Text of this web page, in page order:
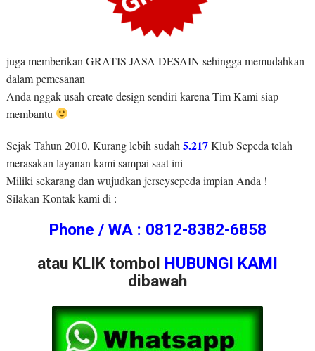
juga memberikan GRATIS JASA DESAIN sehingga memudahkan
dalam pemesanan
Anda nggak usah create design sendiri karena Tim Kami siap
membantu
Sejak Tahun 2010, Kurang lebih sudah 5.217Klub Sepeda telah
merasakan layanan kami sampai saat ini
Miliki sekarang dan wujudkan jerseysepeda impian Anda !
Silakan Kontak kami di :
Phone / WA : 0812-8382-6858
atau KLIK tombol HUBUNGI KAMI
dibawah